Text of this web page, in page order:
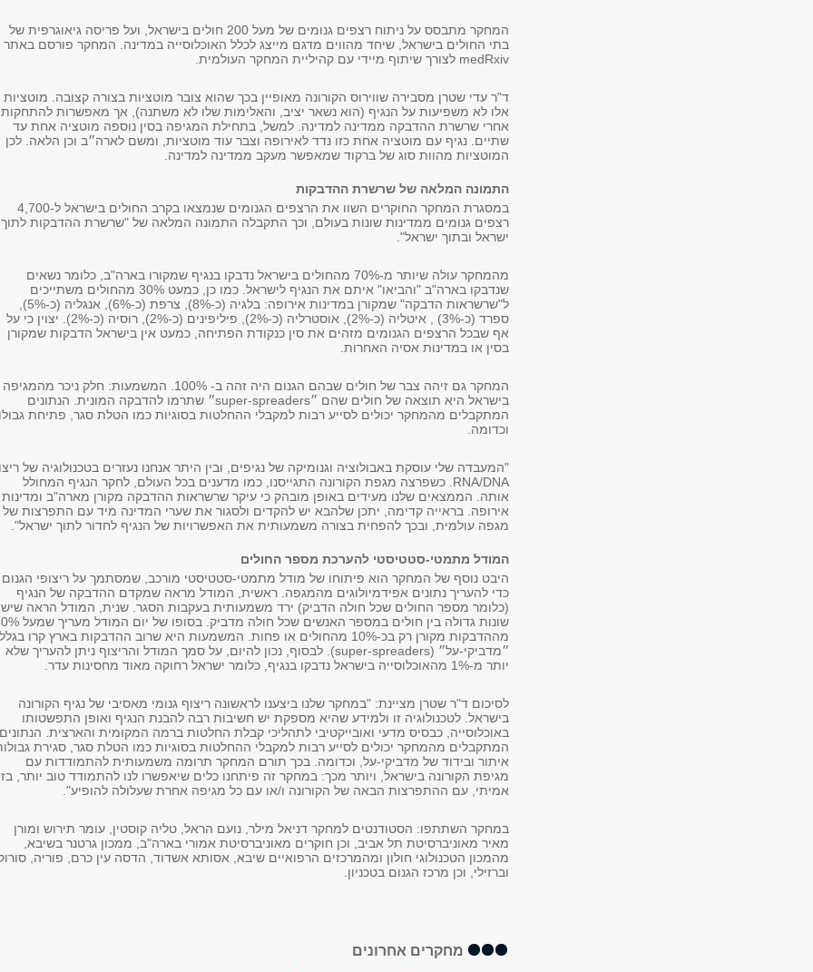
המחקר מתבסס על ניתוח רצפים גנומים של מעל 200 חולים בישראל, ועל פריסה גיאוגרפית של
בתי החולים בישראל, שיחד מהווים מדגם מייצג לכלל האוכלוסייה במדינה. המחקר פורסם באתר
medRxiv לצורך שיתוף מיידי עם קהיליית המחקר העולמית.
ד"ר עדי שטרן מסבירה שווירוס הקורונה מאופיין בכך שהוא צובר מוטציות בצורה קצובה. מוטציות
אלו לא משפיעות על הנגיף (הוא נשאר יציב, והאלימות שלו לא משתנה), אך מאפשרות להתחקות
אחרי שרשרת ההדבקה ממדינה למדינה. למשל, בתחילת המגיפה בסין נוספה מוטציה אחת עד
שתיים. נגיף עם מוטציה אחת כזו נדד לאירופה וצבר עוד מוטציות, ומשם לארה״ב וכן הלאה. לכן
המוטציות מהוות סוג של ברקוד שמאפשר מעקב ממדינה למדינה.
התמונה המלאה של שרשרת ההדבקות
במסגרת המחקר החוקרים השוו את הרצפים הגנומים שנמצאו בקרב החולים בישראל ל-4,700
רצפים גנומים ממדינות שונות בעולם, וכך התקבלה התמונה המלאה של "שרשרת ההדבקות לתוך
ישראל ובתוך ישראל".
מהמחקר עולה שיותר מ-70% מהחולים בישראל נדבקו בנגיף שמקורו בארה"ב, כלומר נשאים
שנדבקו בארה"ב "והביאו" איתם את הנגיף לישראל. כמו כן, כמעט 30% מהחולים משתייכים
ל"שרשראות הדבקה" שמקורן במדינות אירופה: בלגיה (כ-8%), צרפת (כ-6%), אנגליה (כ-5%),
ספרד (כ-3%) , איטליה (כ-2%), אוסטרליה (כ-2%), פיליפינים (כ-2%), רוסיה (כ-2%). יצוין כי על
אף שבכל הרצפים הגנומים מזהים את סין כנקודת הפתיחה, כמעט אין בישראל הדבקות שמקורן
בסין או במדינות אסיה האחרות.
המחקר גם זיהה צבר של חולים שבהם הגנום היה זהה ב- 100%. המשמעות: חלק ניכר מהמגיפה
בישראל היא תוצאה של חולים שהם ״super-spreaders״ שתרמו להדבקה המונית. הנתונים
המתקבלים מהמחקר יכולים לסייע רבות למקבלי ההחלטות בסוגיות כמו הטלת סגר, פתיחת
וכדומה.
"המעבדה שלי עוסקת באבולוציה וגנומיקה של נגיפים, ובין היתר אנחנו נעזרים בטכנולוגיה של
RNA/DNA . כשפרצה מגפת הקורונה התגייסנו, כמו מדענים בכל העולם, לחקר הנגיף המחולל
אותה. הממצאים שלנו מעידים באופן מובהק כי עיקר שרשראות ההדבקה מקורן מארה"ב ומדינות
אירופה. בראייה קדימה, יתכן שלהבא יש להקדים ולסגור את שערי המדינה מיד עם התפרצות של
מגפה עולמית, ובכך להפחית בצורה משמעותית את האפשרויות של הנגיף לחדור לתוך ישראל".
המודל מתמטי-סטטיסטי להערכת מספר החולים
היבט נוסף של המחקר הוא פיתוחו של מודל מתמטי-סטטיסטי מורכב, שמסתמך על ריצופי הגנום
כדי להעריך נתונים אפידמיולוגים מהמגפה. ראשית, המודל מראה שמקדם ההדבקה של הנגיף
(כלומר מספר החולים שכל חולה הדביק) ירד משמעותית בעקבות הסגר. שנית, המודל הראה שיש
שונות גדולה בין חולים במספר האנשים שכל חולה מדביק.
מההדבקות מקורן רק בכ-10% מהחולים או פחות. המשמעות היא שרוב ההדבקות בארץ קרו בגלל
״מדביקי-על״ (super-spreaders). לבסוף, נכון להיום, על סמך המודל והריצוף ניתן להעריך שלא
יותר מ-1% מהאוכלוסייה בישראל נדבקו בנגיף, כלומר ישראל רחוקה מאוד מחסינות עדר.
לסיכום ד"ר שטרן מציינת: "במחקר שלנו ביצענו לראשונה ריצוף גנומי מאסיבי של נגיף הקורונה
בישראל. לטכנולוגיה זו ולמידע שהיא מספקת יש חשיבות רבה להבנת הנגיף ואופן התפשטותו
באוכלוסייה, כבסיס מדעי ואובייקטיבי לתהליכי קבלת החלטות ברמה המקומית והארצית. הנתונים
המתקבלים מהמחקר יכולים לסייע רבות למקבלי ההחלטות בסוגיות כמו הטלת סגר, סגירת
איתור ובידוד של מדביקי-על, וכדומה. בכך תורם המחקר תרומה משמעותית להתמודדות עם
מגיפת הקורונה בישראל, ויותר מכך: במחקר זה פיתחנו כלים שיאפשרו לנו להתמודד טוב יותר,
אמיתי, עם ההתפרצות הבאה של הקורונה ו/או עם כל מגיפה אחרת שעלולה להופיע".
במחקר השתתפו: הסטודנטים למחקר דניאל מילר, נועם הראל, טליה קוסטין, עומר תירוש ומורן
מאיר מאוניברסיטת תל אביב, וכן חוקרים מאוניברסיטת אמורי בארה"ב, ממכון גרטנר בשיבא,
מהמכון הטכנולוגי חולון ומהמרכזים הרפואיים שיבא, אסותא אשדוד, הדסה עין כרם, פוריה,
וברזילי, וכן מרכז הגנום בטכניון.
מחקרים אחרונים